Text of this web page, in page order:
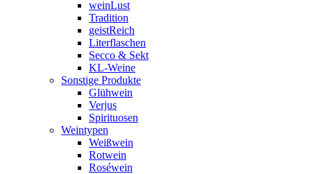
weinLust
Tradition
geistReich
Literflaschen
Secco & Sekt
KL-Weine
Sonstige Produkte
Glühwein
Verjus
Spirituosen
Weintypen
Weißwein
Rotwein
Roséwein